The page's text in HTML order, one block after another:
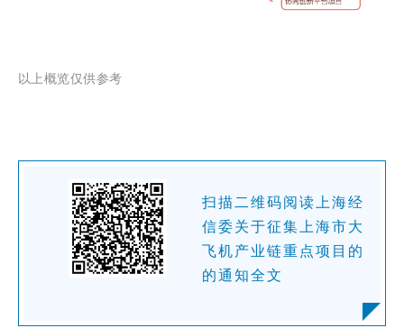
以上概览仅供参考
扫描二维码阅读上海经
信委关于征集上海市大
飞机产业链重点项目的
的通知全文